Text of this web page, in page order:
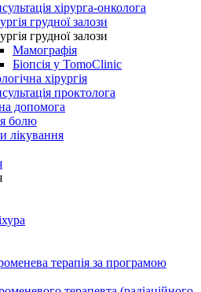
хірурга-онколога
грудної залози
грудної залози
Мамографія
Біопсія у TomoClinic
хірургія
проктолога
допомога
болю
лікування
терапія за програмою